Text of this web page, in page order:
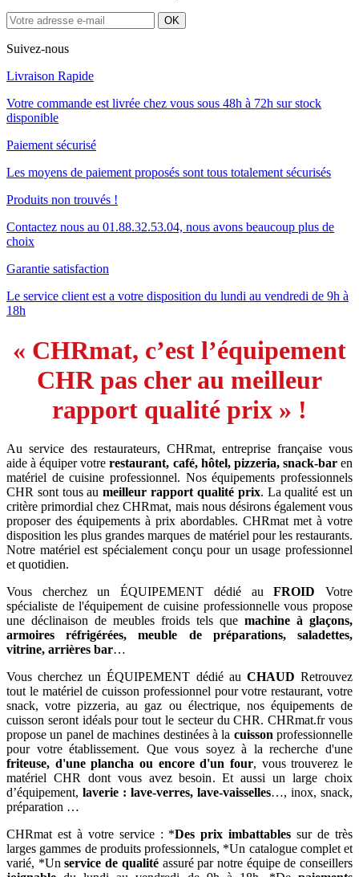
Suivez-nous
Livraison Rapide
Votre commande est livrée chez vous sous 48h à 72h sur stock
disponible
Paiement sécurisé
Les moyens de paiement proposés sont tous totalement sécurisés
Produits non trouvés !
Contactez nous au 01.88.32.53.04, nous avons beaucoup plus de
choix
Garantie satisfaction
Le service client est a votre disposition du lundi au vendredi de 9h à
18h
« CHRmat, c’est l’équipement
CHR pas cher au meilleur
rapport qualité prix » !
Au service des restaurateurs, CHRmat, entreprise française vous
aide à équiper votrerestaurant, café, hôtel, pizzeria, snack-baren
matériel de cuisine professionnel. Nos équipements professionnels
CHR sont tous aumeilleur rapport qualité prix. La qualité est un
critère primordial chez CHRmat, mais nous désirons également vous
proposer des équipements à prix abordables. CHRmat met à votre
disposition les plus grandes marques de matériel pour les restaurants.
Notre matériel est spécialement conçu pour un usage professionnel
et quotidien.
Vous cherchez un ÉQUIPEMENT dédié auFROID Votre
spécialiste de l'équipement de cuisine professionnelle vous propose
une déclinaison de meubles froids tels que machine à glaçons,
armoires réfrigérées, meuble de préparations, saladettes,
vitrine, arrières bar…
Vous cherchez un ÉQUIPEMENT dédié au CHAUD Retrouvez
tout le matériel de cuisson professionnel pour votre restaurant, votre
snack, votre pizzeria, au gaz ou électrique, nos équipements de
cuisson seront idéals pour tout le secteur du CHR. CHRmat.fr vous
propose un panel de machines destinées à la cuisson professionnelle
pour votre établissement. Que vous soyez à la recherche d'une
friteuse, d'une plancha ou encore d'un four, vous trouverez le
matériel CHR dont vous avez besoin. Et aussi un large choix
d’équipement, laverie : lave-verres, lave-vaisselles…, inox, snack,
préparation …
CHRmat est à votre service : *Des prix imbattables sur de très
larges gammes de produits professionnels, *Un catalogue complet et
varié, *Unservice de qualitéassuré par notre équipe de conseillers